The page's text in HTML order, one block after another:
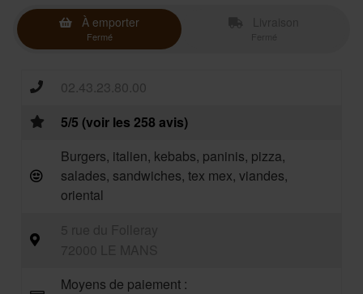
À emporter
Fermé
02.43.23.80.00
5/5 (voir les 258 avis)
Burgers, italien, kebabs, paninis, pizza,
salades, sandwiches, tex mex, viandes,
oriental
Moyens de paiement :